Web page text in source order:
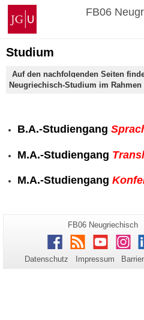
Zum
Inhalt
springen
Johannes
Gutenberg-
Universität
Mainz
FB06
Studium
Auf den nachfolgenden Seiten
Neugriechisch-Studium im
B.A.-Studiengang
M.A.-Studiengang
M.A.-Studiengang
zu
Seiten-
Name:
FB06 Neugriechisch
Facebook
RSS Youtube
Datenschutz Impressum